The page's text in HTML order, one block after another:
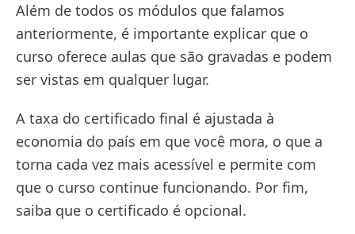
Além de todos os módulos que falamos
anteriormente, é importante explicar que o
curso oferece aulas que são gravadas e podem
ser vistas em qualquer lugar.
A taxa do certificado final é ajustada à
economia do país em que você mora, o que a
torna cada vez mais acessível e permite com
que o curso continue funcionando. Por fim,
saiba que o certificado é opcional.